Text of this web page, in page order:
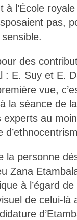
l’École
pas,
des
: E. Suy et E.
vue,
la séance de
experts au
personne
Zana
à l’égard de
de celui-là